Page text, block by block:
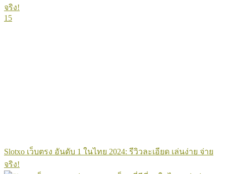
15
Slotxo เว็บตรง อันดับ 1 ในไทย 2024: รีวิวละเอียด เล่นง่าย จ่าย
จริง!